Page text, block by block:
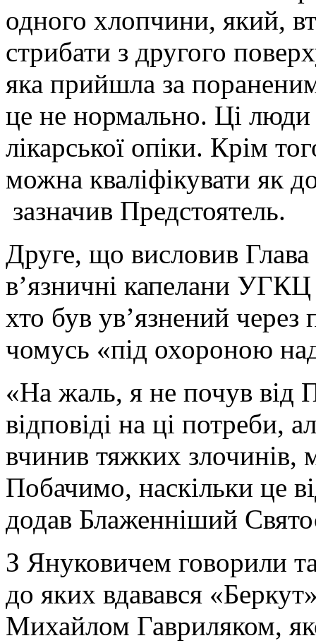
одного хлопчини, який,
стрибати з другого
яка прийшла за
це не нормально. Ці
лікарської опіки. Крім
можна кваліфікувати як
зазначив Предстоятель.
Друге, що висловив
в’язничні капелани
хто був ув’язнений
чомусь «під охороною
«На жаль, я не почув від
відповіді на ці потреби,
вчинив тяжких злочинів,
Побачимо, наскільки це
додав Блаженніший
З Януковичем говорили
до яких вдавався
Михайлом Гавриляком,